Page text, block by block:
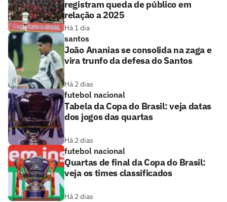
registram queda de público em
relação a 2025
Há 1 dia
santos
João Ananias se consolida na zaga e
vira trunfo da defesa do Santos
Há 2 dias
futebol nacional
Tabela da Copa do Brasil: veja datas
dos jogos das quartas
Há 2 dias
futebol nacional
Quartas de final da Copa do Brasil:
veja os times classificados
Há 2 dias